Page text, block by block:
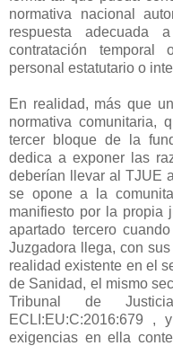
normativa nacional
respuesta
contratación
personal estatutario o
En realidad, más que
normativa comunitaria,
tercer bloque de la
dedica a exponer las
deberían llevar al TJUE
se opone a la
manifiesto por la propia
apartado tercero
Juzgadora llega, con
realidad existente en el
de Sanidad, el mismo
Tribunal de
ECLI:EU:C:2016:679
exigencias en ella